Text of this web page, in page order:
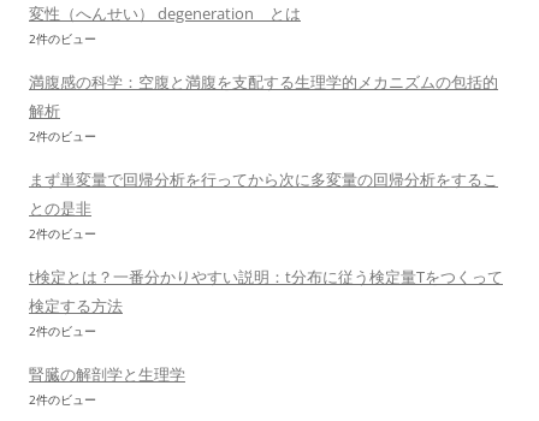
変性（へんせい） degeneration とは
2件のビュー
満腹感の科学：空腹と満腹を支配する生理学的メカニズムの包括的
解析
2件のビュー
まず単変量で回帰分析を行ってから次に多変量の回帰分析をするこ
との是非
2件のビュー
t検定とは？一番分かりやすい説明：t分布に従う検定量Tをつくって
検定する方法
2件のビュー
腎臓の解剖学と生理学
2件のビュー